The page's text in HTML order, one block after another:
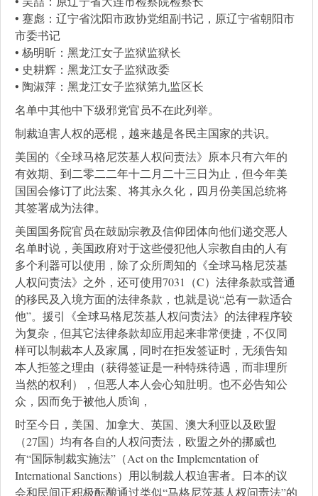
• 蹇彪：辽宁省沈阳市政协党组副书记，原辽宁省朝阳市
市委书记
• 杨明昕：黑龙江女子监狱监狱长
• 史耕辉：黑龙江女子监狱政委
• 陶淑萍：黑龙江女子监狱第九监区长
名单中其他中下级邪党官员不在此列举。
制裁迫害人权的恶棍，越来越是各民主国家的共识。
美国的《全球马格尼茨基人权问责法》原本只有六年的
有效期、到二零二二年十二月二十三日为止，但今年美
国国会修订了此法案、将其永久化，四月份美国总统将
其签署成为法律。
美国国务院官员在鼓励宗教及信仰团体向他们递交恶人
名单时说，美国政府对于这些侵犯他人宗教自由的人有
多个利器可以使用，除了众所周知的《全球马格尼茨基
人权问责法》之外，还可使用7031（C）法律条款或普通
的移民及入境方面的法律条款，也就是说“总有一款适合
他”。援引《全球马格尼茨基人权问责法》的法律程序较
为复杂，但其它法律条款却应用起来非常便捷，不仅同
样可以制裁本人及家属，同时在拒发签证时，无须告知
本人拒签之理由（获得签证是一种特殊待遇，而非理所
当然的权利），但恶人本人会心知肚明。也不必告知公
众，因而免于被他人质询，
时至今日，美国、加拿大、英国、澳大利亚以及欧盟
（27国）均有各自的人权问责法，欧盟之外的挪威也
有“国际制裁实施法”（Act on the Implementation of
International Sanctions）用以制裁人权迫害者。日本的议
会和民间正积极酝酿通过类似“马格尼茨基人权问责法”的